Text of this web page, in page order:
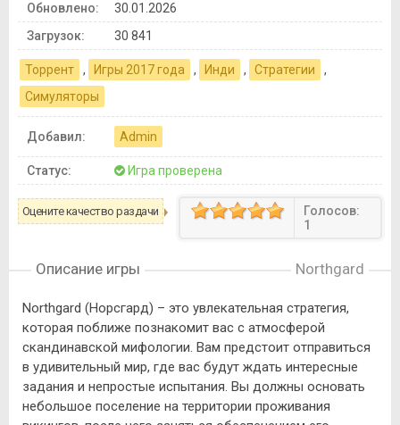
Обновлено:
30.01.2026
Загрузок:
30 841
Торрент , Игры 2017 года , Инди , Стратегии
,
Симуляторы
Добавил: Admin
Статус: Игра проверена
Оцените качество раздачи
Голосов:
1
Описание игры Northgard
Northgard (Норсгард) – это увлекательная стратегия,
которая поближе познакомит вас с атмосферой
скандинавской мифологии. Вам предстоит отправиться
в удивительный мир, где вас будут ждать интересные
задания и непростые испытания. Вы должны основать
небольшое поселение на территории проживания